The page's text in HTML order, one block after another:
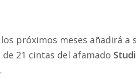
próximos meses añadirá
de 21 cintas del afamado
.